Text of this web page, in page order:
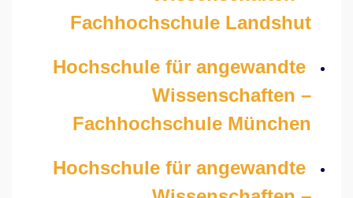
Fachhochschule Landshut
Hochschule für angewandte
Wissenschaften –
Fachhochschule München
Hochschule für angewandte